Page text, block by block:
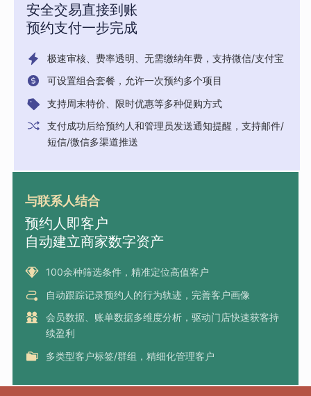
安全交易直接到账
预约支付一步完成
极速审核、费率透明、无需缴纳年费，支持微信/支付宝
可设置组合套餐，允许一次预约多个项目
支持周末特价、限时优惠等多种促购方式
支付成功后给预约人和管理员发送通知提醒，支持邮件/
短信/微信多渠道推送
与联系人结合
预约人即客户
自动建立商家数字资产
100余种筛选条件，精准定位高值客户
自动跟踪记录预约人的行为轨迹，完善客户画像
会员数据、账单数据多维度分析，驱动门店快速获客持
续盈利
多类型客户标签/群组，精细化管理客户